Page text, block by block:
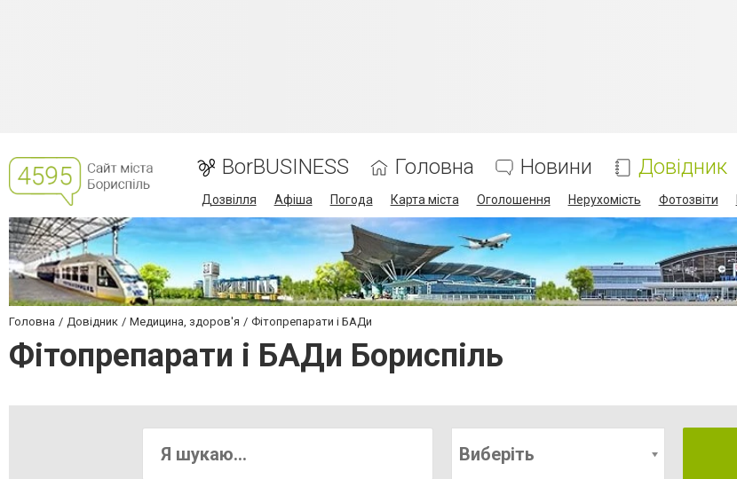
BorBUSINESS Головна Новини Довідник
Дозвілля Афіша Погода Карта міста Оголошення Нерухомість Фотозвіти
Головна Довідник Медицина, здоров'я Фітопрепарати і БАДи
Фітопрепарати і БАДи Бориспіль
Виберіть